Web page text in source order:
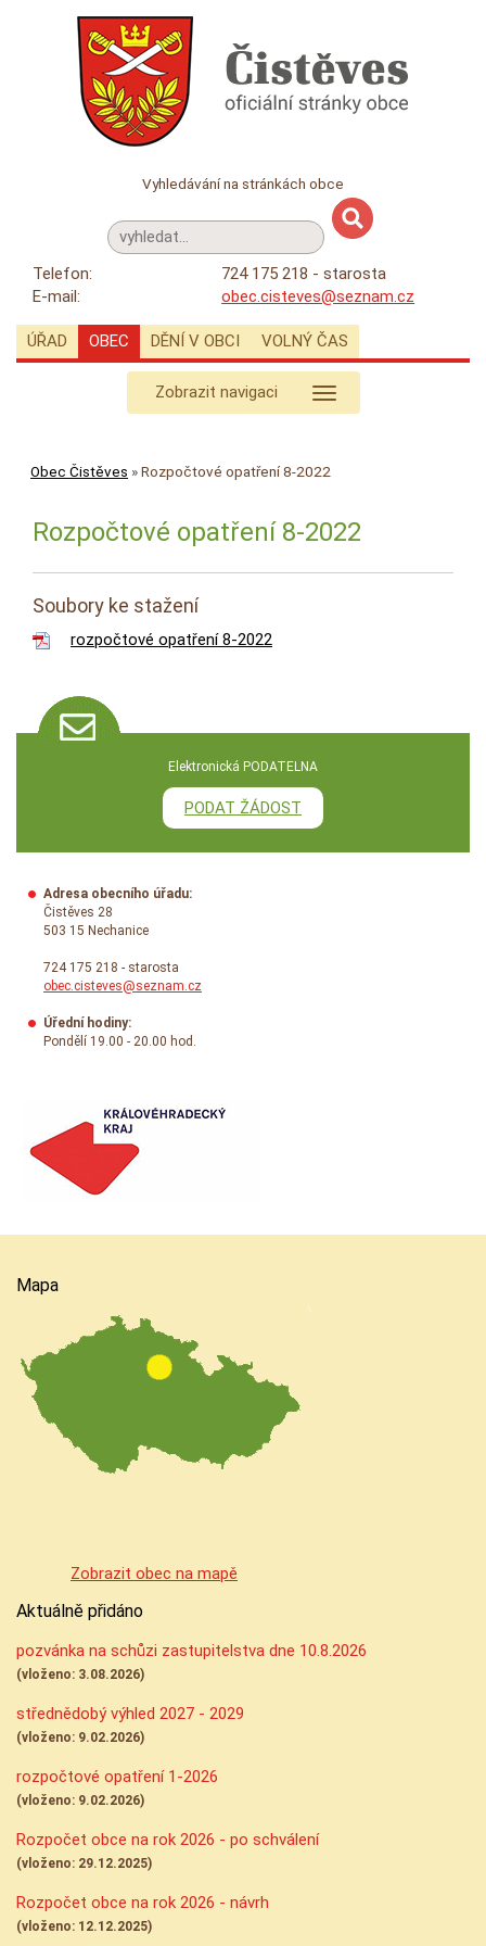
Vyhledávání na stránkách obce
Telefon:
724 175 218 - starosta
E-mail:
obec.cisteves@seznam.cz
ÚŘAD OBEC DĚNÍ V OBCI VOLNÝ ČAS
Zobrazit navigaci
Obec Čistěves »Rozpočtové opatření 8-2022
Rozpočtové opatření 8-2022
Soubory ke stažení
rozpočtové opatření 8-2022
Elektronická PODATELNA
PODAT ŽÁDOST
Adresa obecního úřadu:
Čistěves 28
503 15 Nechanice
724 175 218 - starosta
obec.cisteves@seznam.cz
Úřední hodiny:
Pondělí 19.00 - 20.00 hod.
Mapa
Zobrazit obec na mapě
Aktuálně přidáno
pozvánka na schůzi zastupitelstva dne 10.8.2026
(vloženo: 3.08.2026)
střednědobý výhled 2027 - 2029
(vloženo: 9.02.2026)
rozpočtové opatření 1-2026
(vloženo: 9.02.2026)
Rozpočet obce na rok 2026 - po schválení
(vloženo: 29.12.2025)
Rozpočet obce na rok 2026 - návrh
(vloženo: 12.12.2025)